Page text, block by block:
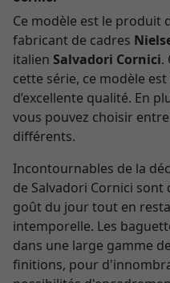
Ce modèle est le produit
fabricant de cadres
italien Salvadori Cornici.
cette série, ce modèle
d’excellente qualité. En
vous pouvez choisir
différents.
Incontournables de la
de Salvadori Cornici
goût du jour tout en
intemporelle. Les
dans une large gamme
finitions, pour